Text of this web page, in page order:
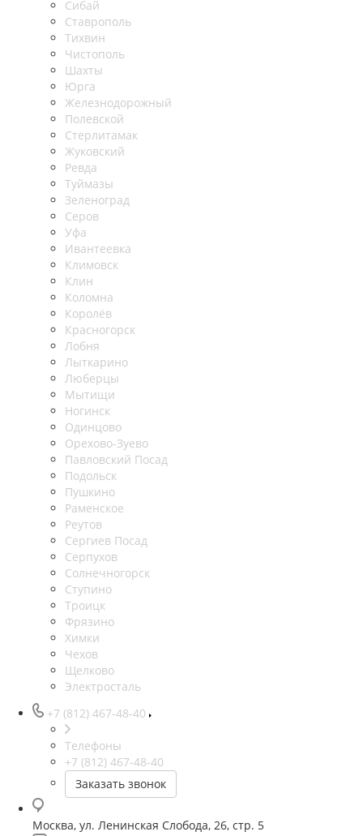
Сибай
Ставрополь
Тихвин
Чистополь
Шахты
Юрга
Железнодорожный
Полевской
Стерлитамак
Жуковский
Ревда
Туймазы
Зеленоград
Серов
Уфа
Ивантеевка
Климовск
Клин
Коломна
Королёв
Красногорск
Лобня
Лыткарино
Люберцы
Мытищи
Ногинск
Одинцово
Орехово-Зуево
Павловский Посад
Подольск
Пушкино
Раменское
Реутов
Сергиев Посад
Серпухов
Солнечногорск
Ступино
Троицк
Фрязино
Химки
Чехов
Щелково
Электросталь
+7 (812) 467-48-40
Телефоны
+7 (812) 467-48-40
Заказать звонок
Москва, ул. Ленинская Слобода, 26, стр. 5